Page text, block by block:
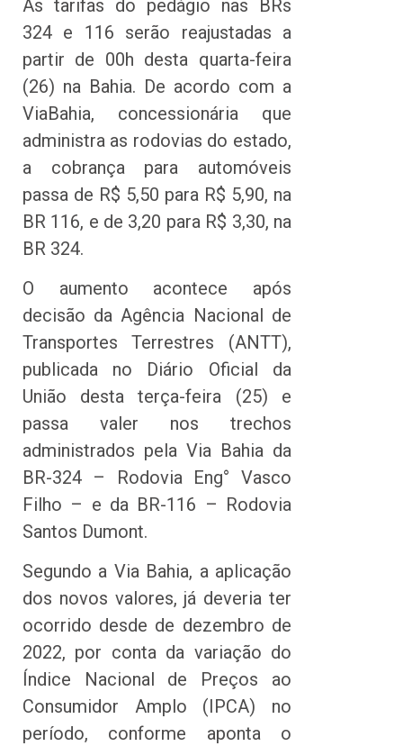
As tarifas do pedágio nas BRs
324 e 116 serão reajustadas a
partir de 00h desta quarta-feira
(26) na Bahia. De acordo com a
ViaBahia, concessionária que
administra as rodovias do estado,
a cobrança para automóveis
passa de R$ 5,50 para R$ 5,90, na
BR 116, e de 3,20 para R$ 3,30, na
BR 324.
O aumento acontece após
decisão da Agência Nacional de
Transportes Terrestres (ANTT),
publicada no Diário Oficial da
União desta terça-feira (25) e
passa valer nos trechos
administrados pela Via Bahia da
BR-324 – Rodovia Eng° Vasco
Filho – e da BR-116 – Rodovia
Santos Dumont.
Segundo a Via Bahia, a aplicação
dos novos valores, já deveria ter
ocorrido desde de dezembro de
2022, por conta da variação do
Índice Nacional de Preços ao
Consumidor Amplo (IPCA) no
período, conforme aponta o